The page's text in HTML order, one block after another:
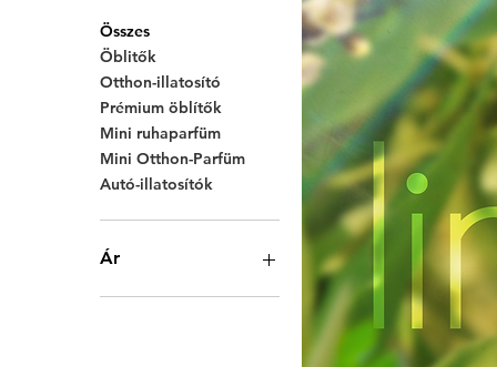
Összes
Öblitők
Otthon-illatosító
Prémium öblítők
Mini ruhaparfüm
Mini Otthon-Parfüm
Autó-illatosítók
Ár